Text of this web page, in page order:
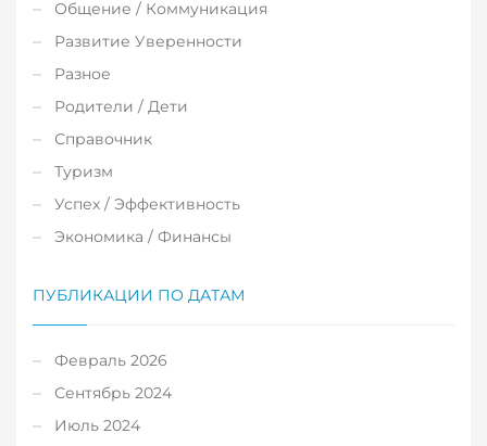
Общение / Коммуникация
Развитие Уверенности
Разное
Родители / Дети
Справочник
Туризм
Успех / Эффективность
Экономика / Финансы
ПУБЛИКАЦИИ ПО ДАТАМ
Февраль 2026
Сентябрь 2024
Июль 2024